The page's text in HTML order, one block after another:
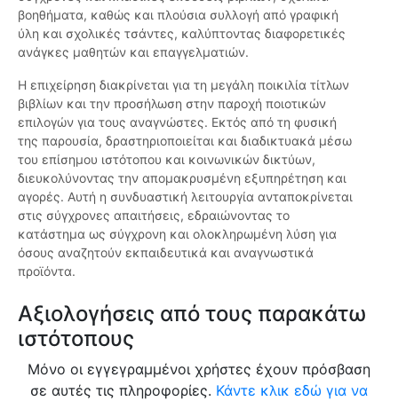
βοηθήματα, καθώς και πλούσια συλλογή από γραφική
ύλη και σχολικές τσάντες, καλύπτοντας διαφορετικές
ανάγκες μαθητών και επαγγελματιών.
Η επιχείρηση διακρίνεται για τη μεγάλη ποικιλία τίτλων
βιβλίων και την προσήλωση στην παροχή ποιοτικών
επιλογών για τους αναγνώστες. Εκτός από τη φυσική
της παρουσία, δραστηριοποιείται και διαδικτυακά μέσω
του επίσημου ιστότοπου και κοινωνικών δικτύων,
διευκολύνοντας την απομακρυσμένη εξυπηρέτηση και
αγορές. Αυτή η συνδυαστική λειτουργία ανταποκρίνεται
στις σύγχρονες απαιτήσεις, εδραιώνοντας το
κατάστημα ως σύγχρονη και ολοκληρωμένη λύση για
όσους αναζητούν εκπαιδευτικά και αναγνωστικά
προϊόντα.
Αξιολογήσεις από τους παρακάτω
ιστότοπους
Μόνο οι εγγεγραμμένοι χρήστες έχουν πρόσβαση
σε αυτές τις πληροφορίες. Κάντε κλικ εδώ για να